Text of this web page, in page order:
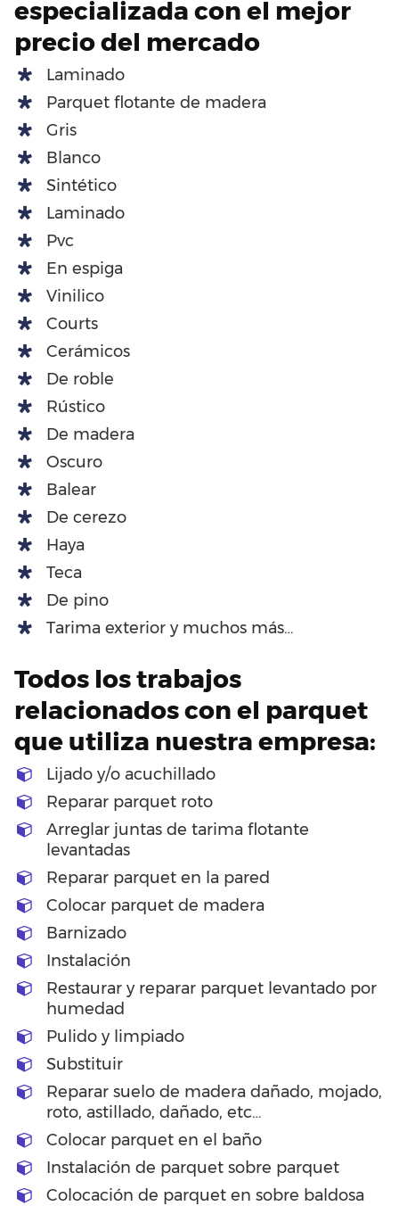
especializada con el mejor
precio del mercado
Laminado
Parquet flotante de madera
Gris
Blanco
Sintético
Laminado
Pvc
En espiga
Vinilico
Courts
Cerámicos
De roble
Rústico
De madera
Oscuro
Balear
De cerezo
Haya
Teca
De pino
Tarima exterior y muchos más…
Todos los trabajos
relacionados con el parquet
que utiliza nuestra empresa:
Lijado y/o acuchillado
Reparar parquet roto
Arreglar juntas de tarima flotante
levantadas
Reparar parquet en la pared
Colocar parquet de madera
Barnizado
Instalación
Restaurar y reparar parquet levantado por
humedad
Pulido y limpiado
Substituir
Reparar suelo de madera dañado, mojado,
roto, astillado, dañado, etc…
Colocar parquet en el baño
Instalación de parquet sobre parquet
Colocación de parquet en sobre baldosa